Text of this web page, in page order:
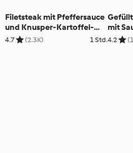
Filetsteak mit Pfeffersauce
und Knusper-Kartoffel-
Püree
4.7 (2.3K) 1 Std.
mit
4.2